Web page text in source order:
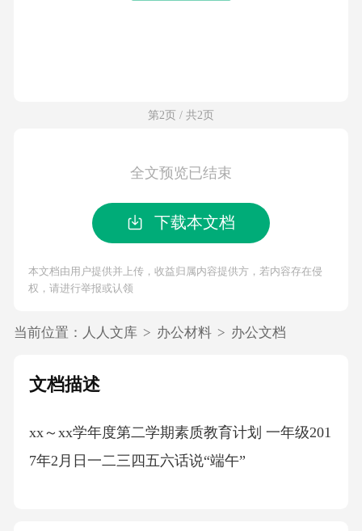
第2页 / 共2页
全文预览已结束
下载本文档
本文档由用户提供并上传，收益归属内容提供方，若内容存在侵
权，请进行举报或认领
当前位置： 人人文库 > 办公材料 > 办公文档
文档描述
xx～xx学年度第二学期素质教育计划 一年级201
7年2月日一二三四五六话说“端午”